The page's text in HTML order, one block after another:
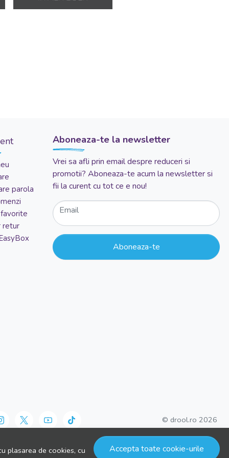
plasarea de cookies, cu
Accepta toate cookie-urile
parola
retur
Aboneaza-te la newsletter
Vrei sa afli prin email despre reduceri si
promotii? Aboneaza-te acum la newsletter si
fii la curent cu tot ce e nou!
Email
Aboneaza-te
© drool.ro 2026